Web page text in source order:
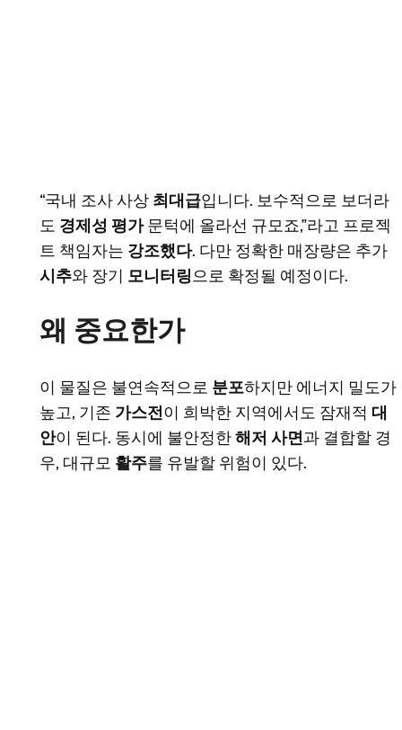
“국내 조사 사상 최대급입니다. 보수적으로 보더라
도 경제성 평가문턱에 올라선 규모죠,”라고 프로젝
트 책임자는 강조했다. 다만 정확한 매장량은 추가
시추와 장기 모니터링으로 확정될 예정이다.
왜 중요한가
이 물질은 불연속적으로 분포하지만 에너지 밀도가
높고, 기존 가스전이 희박한 지역에서도 잠재적 대
안이 된다. 동시에 불안정한해저 사면과 결합할 경
우, 대규모 활주를 유발할 위험이 있다.